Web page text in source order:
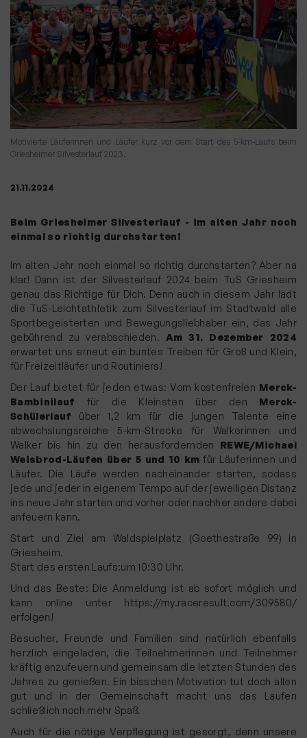
Motivierte Läuferinnen und Läufer kurz vor dem Start des 5-km-Laufs beim
Griesheimer Silvesterlauf 2023.
21.11.2024
Beim Griesheimer Silvesterlauf - im alten Jahr noch
einmal so richtig durchstarten!
Im alten Jahr noch einmal so richtig durchstarten? Aber na
klar! Dann ist der Silvesterlauf 2024 beim TuS Griesheim
genau das Richtige für Dich. Denn auch in diesem Jahr lädt
die TuS-Leichtathletik zum Silvesterlauf im Stadtwald alle
Sportbegeisterten und Bewegungsliebhaber ein, das Jahr
gebührend zu verabschieden. Am 31. Dezember 2024
erwartet uns erneut ein buntes Treiben für Groß und Klein,
für Freizeitläufer und Routiniers!
Der Lauf bietet für jeden etwas: Vom kostenfreien Merck-
Bambinilauf für die Kleinsten über den Merck-
Schülerlauf über 1,2 km für die jungen Talente eine
abwechslungsreiche 5-km-Strecke für Walkerinnen und
Walker bis hin zu den herausfordernden REWE/Michael
Weisbrod-Läufen über 5 und 10 km für Läuferinnen und
Läufer. Die Läufe werden nacheinander starten, sodass
jede und jeder in eigenem Tempo auf der jeweiligen Distanz
ins neue Jahr starten und vorher oder nachher andere dabei
anfeuern kann.
Start und Ziel am Waldspielplatz (Goethestraße 99) in
Griesheim.
Start des ersten Laufs:um 10:30 Uhr.
Und das Beste: Die Anmeldung ist ab sofort möglich und
kann online unter https://my.raceresult.com/309580/
erfolgen!
Besucher, Freunde und Familien sind natürlich ebenfalls
herzlich eingeladen, die Teilnehmerinnen und Teilnehmer
kräftig anzufeuern und gemeinsam die letzten Stunden des
Jahres zu genießen. Ein bisschen Motivation tut doch allen
gut und in der Gemeinschaft macht uns das Laufen
schließlich noch mehr Spaß.
Auch für die nötige Verpflegung ist gesorgt, denn unsere